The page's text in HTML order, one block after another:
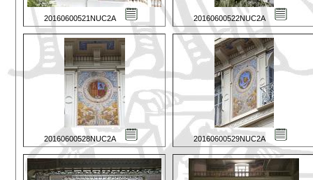
20160600521NUC2A 20160600522NUC2A
20160600528NUC2A 20160600529NUC2A